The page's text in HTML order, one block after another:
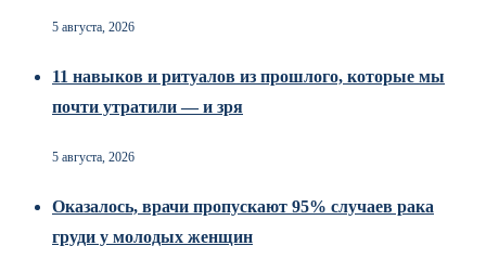
5 августа, 2026
11 навыков и ритуалов из прошлого, которые мы
почти утратили — и зря
5 августа, 2026
Оказалось, врачи пропускают 95% случаев рака
груди у молодых женщин